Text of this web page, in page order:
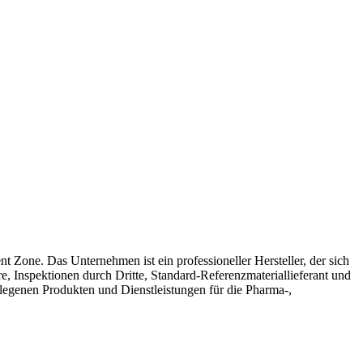
Das Unternehmen ist ein professioneller Hersteller, der sich
Inspektionen durch Dritte, Standard-Referenzmateriallieferant und
Produkten und Dienstleistungen für die Pharma-,